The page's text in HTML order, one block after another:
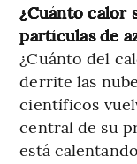
¿Cuánto calor
partículas de
¿Cuánto del
derrite las
científicos
central de su
está